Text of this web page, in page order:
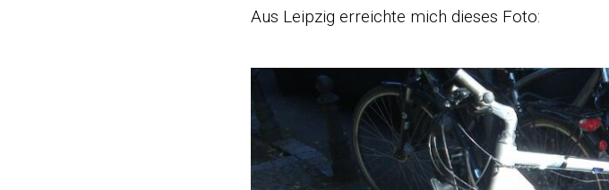
Aus Leipzig erreichte mich dieses Foto: